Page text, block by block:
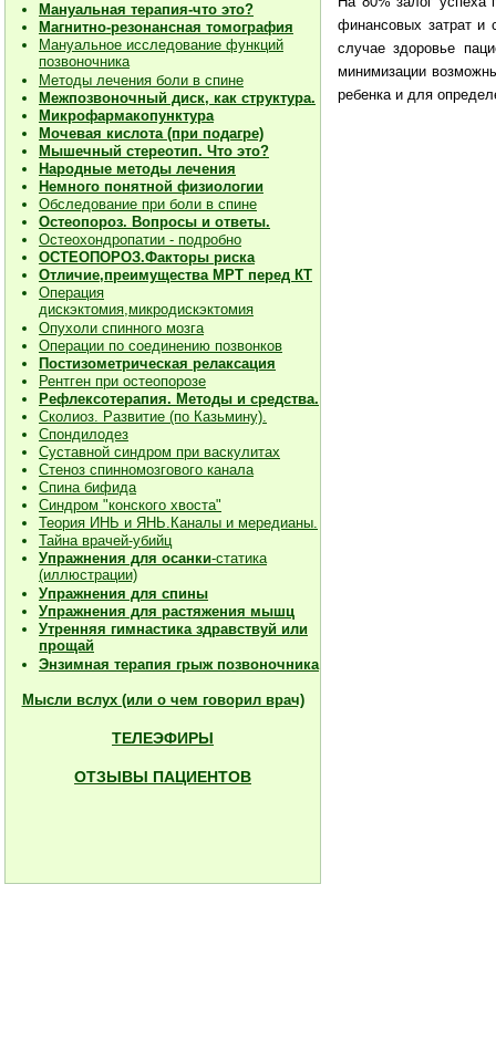
Мануальная терапия-что это?
Магнитно-резонансная томография
Мануальное исследование функций
позвоночника
Методы лечения боли в спине
Межпозвоночный диск, как структура.
Микрофармакопунктура
Мочевая кислота (при подагре)
Мышечный стереотип. Что это?
Народные методы лечения
Немного понятной физиологии
Обследование при боли в спине
Остеопороз. Вопросы и ответы.
Остеохондропатии - подробно
ОСТЕОПОРОЗ.Факторы риска
Отличие,преимущества МРТ перед КТ
Операция
дискэктомия,микродискэктомия
Опухоли спинного мозга
Операции по соединению позвонков
Постизометрическая релаксация
Рентген при остеопорозе
Рефлексотерапия. Методы и средства.
Сколиоз. Развитие (по Казьмину).
Спондилодез
Суставной синдром при васкулитах
Стеноз спинномозгового канала
Спина бифида
Синдром "конского хвоста"
Теория ИНЬ и ЯНЬ.Каналы и мередианы.
Тайна врачей-убийц
Упражнения для осанки-статика
(иллюстрации)
Упражнения для спины
Упражнения для растяжения мышц
Утренняя гимнастика здравствуй или
прощай
Энзимная терапия грыж позвоночника
Мысли вслух (или о чем говорил врач)
ТЕЛЕЭФИРЫ
ОТЗЫВЫ ПАЦИЕНТОВ
финансовых затрат и
случае здоровье
минимизации
ребенка и для